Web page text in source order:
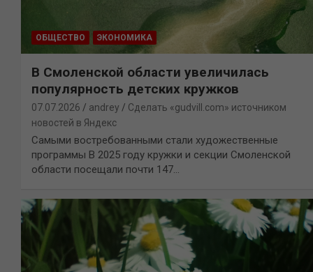
ОБЩЕСТВО ЭКОНОМИКА
В Смоленской области увеличилась
популярность детских кружков
07.07.2026 andrey
Сделать «gudvill.com» источником
новостей в Яндекс
Самыми востребованными стали художественные
программы В 2025 году кружки и секции Смоленской
области посещали почти 147…